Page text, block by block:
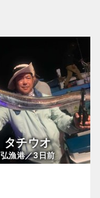
タチウオ
弘漁港／3日前